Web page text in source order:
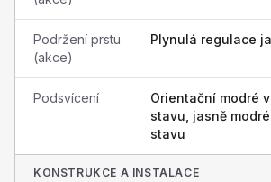
Podržení prstu
(akce)
Plynulá regulace
Podsvícení
Orientační modré
stavu, jasně
stavu
KONSTRUKCE A INSTALACE